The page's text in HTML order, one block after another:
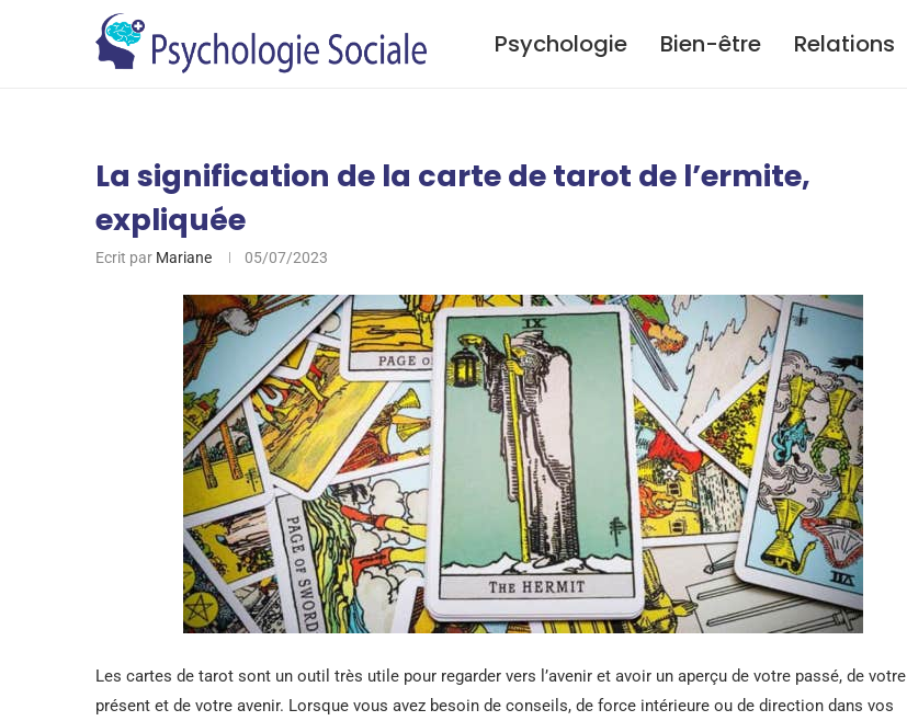
Psychologie Bien-être Relations
La signification de la carte de tarot de l’ermite,
expliquée
Ecrit par Mariane 05/07/2023
Les cartes de tarot sont un outil très utile pour regarder vers l’avenir et avoir un aperçu de votre passé, de votre
présent et de votre avenir. Lorsque vous avez besoin de conseils, de force intérieure ou de direction dans vos